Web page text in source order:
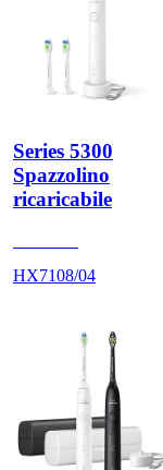
Series 5300
Spazzolino
ricaricabile
HX7108/04